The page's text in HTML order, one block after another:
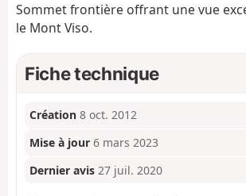
Sommet frontière offrant une vue
le Mont Viso.
Fiche technique
Création 8 oct. 2012
Mise à jour 6 mars 2023
Dernier avis 27 juil. 2020